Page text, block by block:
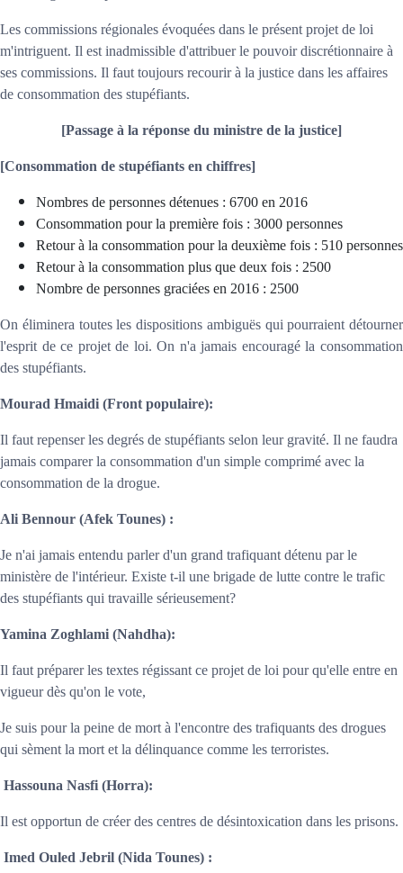
Les commissions régionales évoquées dans le présent projet de loi
m'intriguent. Il est inadmissible d'attribuer le pouvoir discrétionnaire à
ses commissions. Il faut toujours recourir à la justice dans les affaires
de consommation des stupéfiants.
[Passage à la réponse du ministre de la justice]
[Consommation de stupéfiants en chiffres]
Nombres de personnes détenues : 6700 en 2016
Consommation pour la première fois : 3000 personnes
Retour à la consommation pour la deuxième fois : 510 personnes
Retour à la consommation plus que deux fois : 2500
Nombre de personnes graciées en 2016 : 2500
On éliminera toutes les dispositions ambiguës qui pourraient détourner
l'esprit de ce projet de loi. On n'a jamais encouragé la consommation
des stupéfiants.
Mourad Hmaidi(Front populaire):
Il faut repenser les degrés de stupéfiants selon leur gravité. Il ne faudra
jamais comparer la consommation d'un simple comprimé avec la
consommation de la drogue.
Ali Bennour(Afek Tounes) :
Je n'ai jamais entendu parler d'un grand trafiquant détenu par le
ministère de l'intérieur. Existe t-il une brigade de lutte contre le trafic
des stupéfiants qui travaille sérieusement?
Yamina Zoghlami(Nahdha):
Il faut préparer les textes régissant ce projet de loi pour qu'elle entre en
vigueur dès qu'on le vote,
Je suis pour la peine de mort à l'encontre des trafiquants des drogues
qui sèment la mort et la délinquance comme les terroristes.
Hassouna Nasfi(Horra):
Il est opportun de créer des centres de désintoxication dans les prisons.
Imed Ouled Jebril(Nida Tounes) :